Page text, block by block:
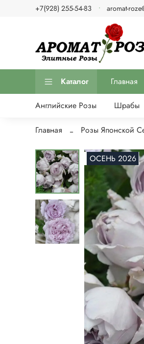
+7(928) 255-54-83 aromat-
Каталог Главная
Английские Розы Шрабы
Главная Розы Японской
Нет в наличии
ОСЕНЬ 2026